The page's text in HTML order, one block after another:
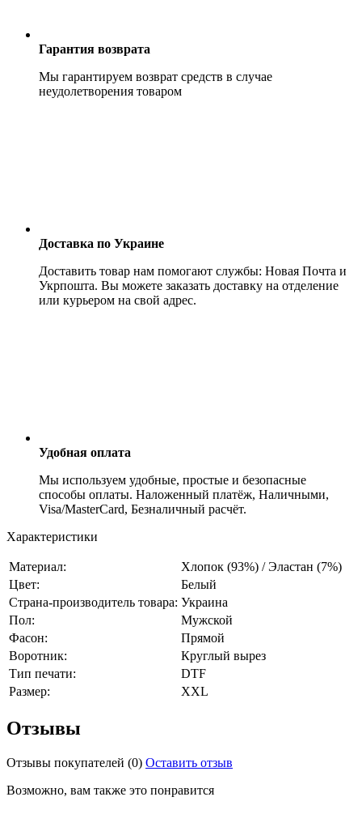
Гарантия возврата
Мы гарантируем возврат средств в случае
неудолетворения товаром
Доставка по Украине
Доставить товар нам помогают службы: Новая Почта и
Укрпошта. Вы можете заказать доставку на отделение
или курьером на свой адрес.
Удобная оплата
Мы используем удобные, простые и безопасные
способы оплаты. Наложенный платёж, Наличными,
Visa/MasterCard, Безналичный расчёт.
Характеристики
Материал:
Хлопок (93%) / Эластан (7%)
Цвет:
Белый
Страна-производитель товара: Украина
Пол:
Мужской
Фасон:
Прямой
Воротник:
Круглый вырез
Тип печати:
DTF
Размер:
XXL
Отзывы
Отзывы покупателей (0) Оставить отзыв
Возможно, вам также это понравится